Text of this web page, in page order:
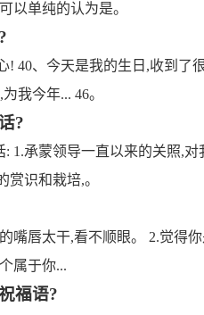
以单纯的认为是。
! 40、今天是我的生日,收到了
我今年... 46。
?
1.承蒙领导一直以来的关照,
识和栽培,。
嘴唇太干,看不顺眼。 2.觉得
属于你...
福语?